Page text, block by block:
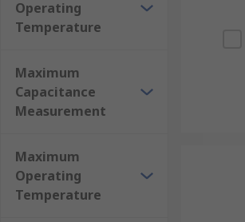
Operating
Temperature
Maximum
Capacitance
Measurement
Maximum
Operating
Temperature